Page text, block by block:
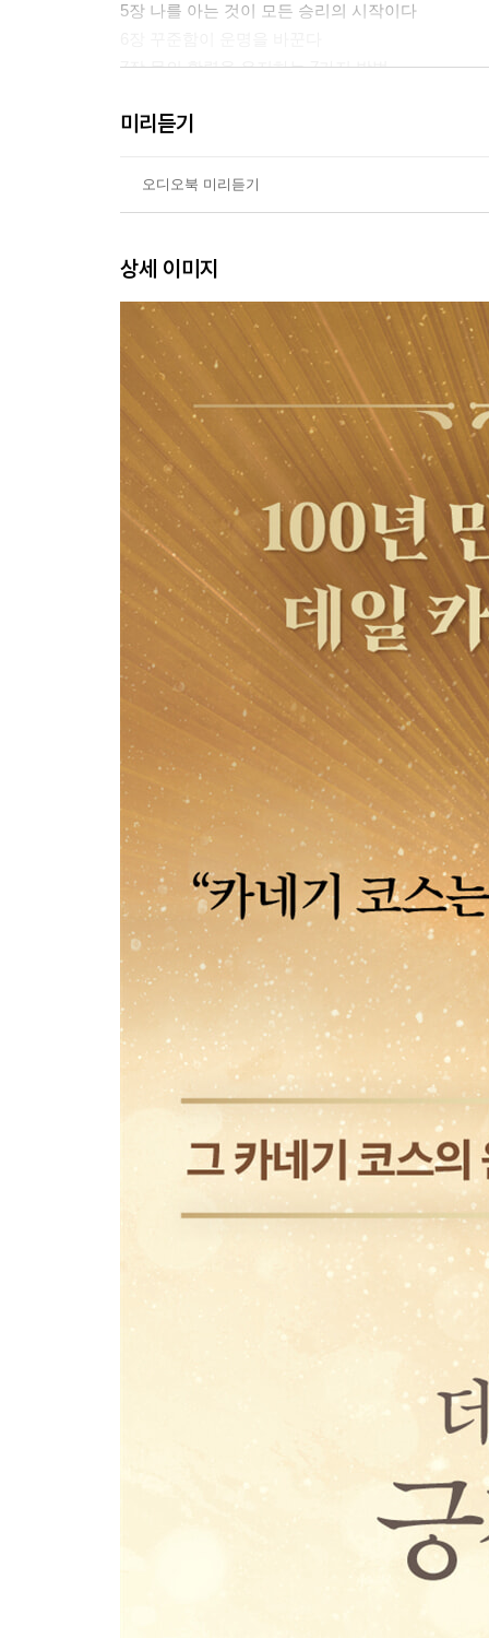
5장 나를 아는 것이 모든 승리의 시작이다
7장 몸의 활력을 유지하는 7가지 방법
9장 결단하지 않으면 기회는 영원히 오지 않는다
11장 시간을 다루는 자가 인생을 지배한다
13장 미소: 돈 한 푼 들이지 않고 마음을 사는 법
14장 사람이 따르는 성격은 따로 있다
15장 작은 예의가 닫힌 문을 연다
16장 상대가 진정 원하는 것을 간파하라
17장 기회를 만드는 사람들의 비밀
18장 논쟁에서 이기는 유일한 방법은 논쟁을 피하
19장 사람의 마음을 여는 가장 쉬운 기술
20장 말 잘하는 사람보다 잘 듣는 사람이 이긴다
21장 비난 대신 믿음을 선물하라
미리듣기
오디오북 미리듣기
상세 이미지